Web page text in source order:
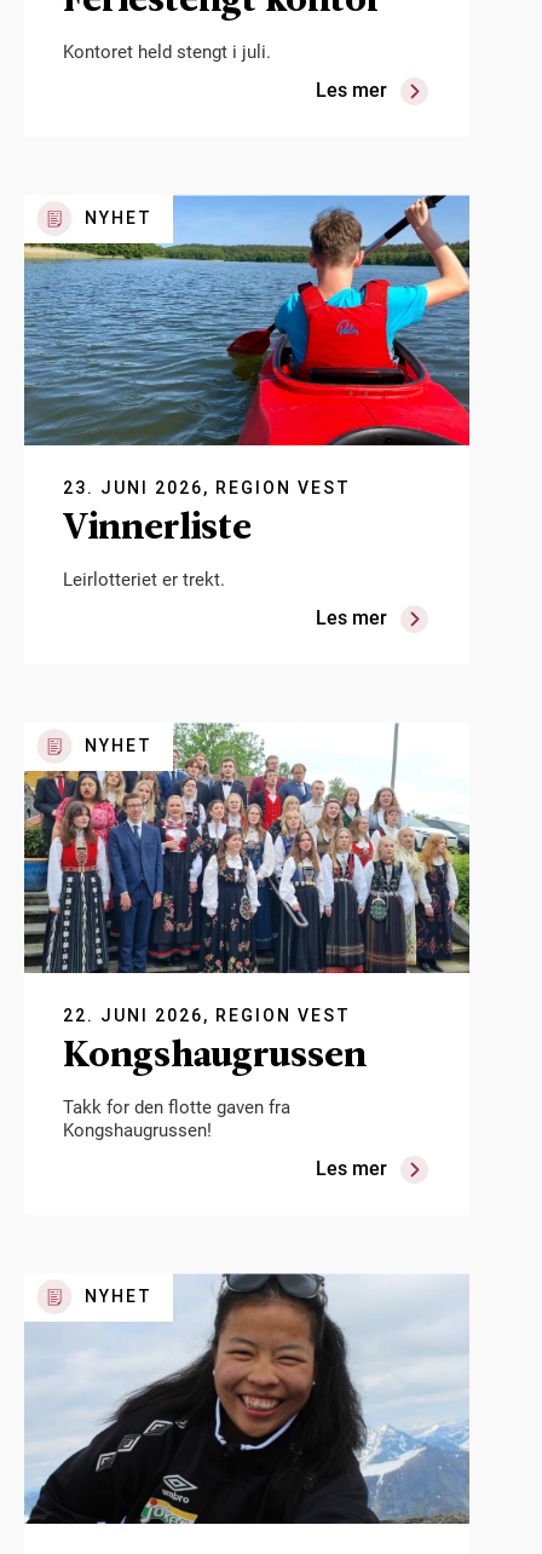
Kontoret held stengt i juli.
Les mer
23. JUNI 2026, REGION VEST
Vinnerliste
Leirlotteriet er trekt.
Les mer
NYHET
22. JUNI 2026, REGION VEST
Kongshaugrussen
Takk for den flotte gaven fra
Kongshaugrussen!
Les mer
NYHET
NYHET